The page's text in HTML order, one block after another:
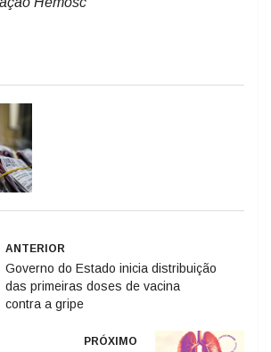
ANTERIOR
Governo do Estado inicia distribuição
das primeiras doses de vacina
contra a gripe
PRÓXIMO